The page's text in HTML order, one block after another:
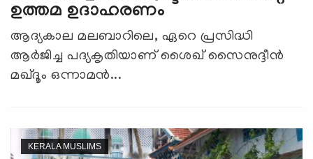
ഉത്തമ ഉദാഹരണം
ആദ്യകാല മലബാറിലെ, ഏറെ പ്രസിദ്ധി
ആർജിച്ച പദ്യകൃതിയാണ് ശൈഖ് സൈനുദ്ദീൻ
മഖ്ദൂം ഒന്നാമന്‍...
KERALA MUSLIMS